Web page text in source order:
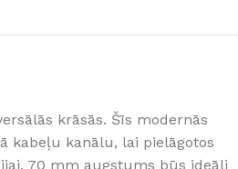
krāsās. Šīs modernās
kabeļu kanālu, lai pielāgotos
70 mm augstums būs ideāli